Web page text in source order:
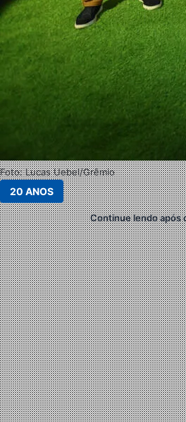
Foto: Lucas Uebel/Grêmio
20 ANOS
Continue lendo após